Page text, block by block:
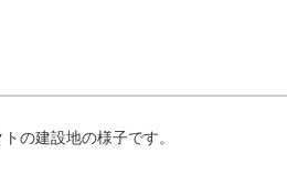
の建設地の様子です。